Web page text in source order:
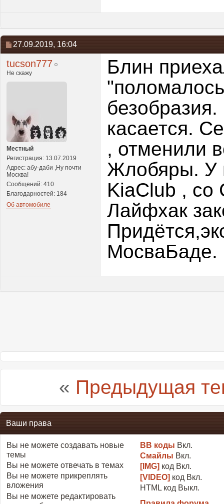
27.09.2019, 16:04
tucson777
Не скажу
Местный
Регистрация: 13.07.2019
Адрес: абу-даби ,Ну почти
Москва!
Сообщений: 410
Благодарностей: 184
Об автомобиле
Блин
касается.
, отменили
Жлобяры. У
KiaClub , со
Лайфхак
МосваБаде.
« Предыдущая
Ваши права
Вы не можете создавать новые
темы
Вы не можете отвечать в темах
Вы не можете прикреплять
вложения
Вы не можете редактировать
BB коды Вкл.
Смайлы Вкл.
[IMG] код Вкл.
[VIDEO] код Вкл.
HTML код Выкл.